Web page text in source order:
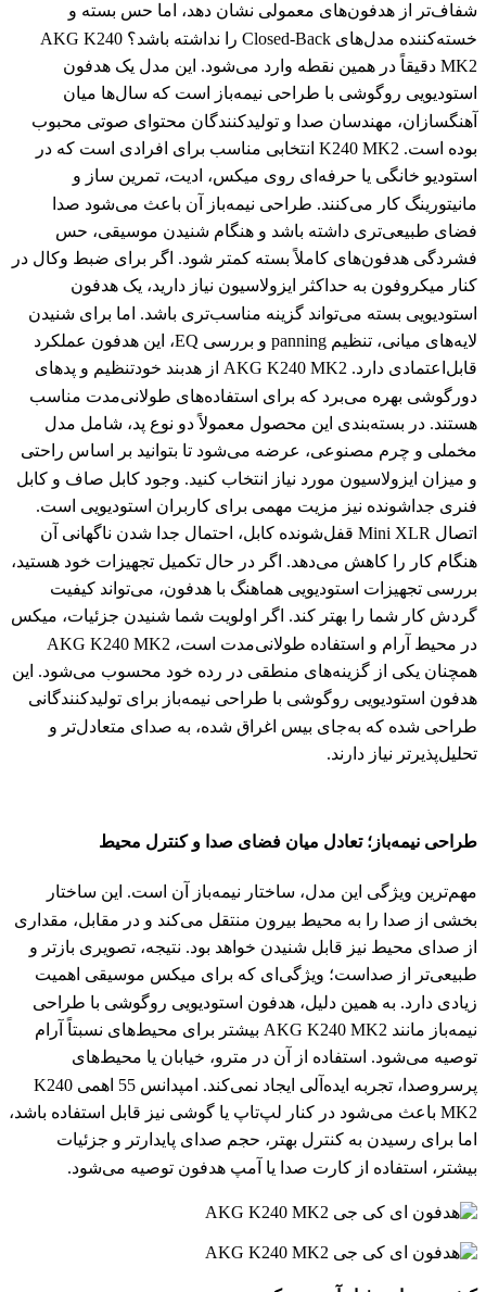
شفاف‌تر از هدفون‌های معمولی نشان دهد، اما حس بسته و
خسته‌کننده مدل‌های Closed-Back را نداشته باشد؟ AKG K240
MK2 دقیقاً در همین نقطه وارد می‌شود. این مدل یک هدفون
استودیویی روگوشی با طراحی نیمه‌باز است که سال‌ها میان
آهنگسازان، مهندسان صدا و تولیدکنندگان محتوای صوتی محبوب
بوده است. K240 MK2 انتخابی مناسب برای افرادی است که در
استودیو خانگی یا حرفه‌ای روی میکس، ادیت، تمرین ساز و
مانیتورینگ کار می‌کنند. طراحی نیمه‌باز آن باعث می‌شود صدا
فضای طبیعی‌تری داشته باشد و هنگام شنیدن موسیقی، حس
فشردگی هدفون‌های کاملاً بسته کمتر شود. اگر برای ضبط وکال در
کنار میکروفون به حداکثر ایزولاسیون نیاز دارید، یک هدفون
استودیویی بسته می‌تواند گزینه مناسب‌تری باشد. اما برای شنیدن
لایه‌های میانی، تنظیم panning و بررسی EQ، این هدفون عملکرد
قابل‌اعتمادی دارد. AKG K240 MK2 از هدبند خودتنظیم و پدهای
دورگوشی بهره می‌برد که برای استفاده‌های طولانی‌مدت مناسب
هستند. در بسته‌بندی این محصول معمولاً دو نوع پد، شامل مدل
مخملی و چرم مصنوعی، عرضه می‌شود تا بتوانید بر اساس راحتی
و میزان ایزولاسیون مورد نیاز انتخاب کنید. وجود کابل صاف و کابل
فنری جداشونده نیز مزیت مهمی برای کاربران استودیویی است.
اتصال Mini XLR قفل‌شونده کابل، احتمال جدا شدن ناگهانی آن
هنگام کار را کاهش می‌دهد. اگر در حال تکمیل تجهیزات خود هستید،
بررسی تجهیزات استودیویی هماهنگ با هدفون، می‌تواند کیفیت
گردش کار شما را بهتر کند. اگر اولویت شما شنیدن جزئیات، میکس
در محیط آرام و استفاده طولانی‌مدت است، AKG K240 MK2
همچنان یکی از گزینه‌های منطقی در رده خود محسوب می‌شود. این
هدفون استودیویی روگوشی با طراحی نیمه‌باز برای تولیدکنندگانی
طراحی شده که به‌جای بیس اغراق شده، به صدای متعادل‌تر و
تحلیل‌پذیرتر نیاز دارند.
طراحی نیمه‌باز؛ تعادل میان فضای صدا و کنترل محیط
مهم‌ترین ویژگی این مدل، ساختار نیمه‌باز آن است. این ساختار
بخشی از صدا را به محیط بیرون منتقل می‌کند و در مقابل، مقداری
از صدای محیط نیز قابل شنیدن خواهد بود. نتیجه، تصویری بازتر و
طبیعی‌تر از صداست؛ ویژگی‌ای که برای میکس موسیقی اهمیت
زیادی دارد. به همین دلیل، هدفون استودیویی روگوشی با طراحی
نیمه‌باز مانند AKG K240 MK2 بیشتر برای محیط‌های نسبتاً آرام
توصیه می‌شود. استفاده از آن در مترو، خیابان یا محیط‌های
پرسر‌وصدا، تجربه ایده‌آلی ایجاد نمی‌کند. امپدانس 55 اهمی K240
MK2 باعث می‌شود در کنار لپ‌تاپ یا گوشی نیز قابل استفاده باشد،
اما برای رسیدن به کنترل بهتر، حجم صدای پایدارتر و جزئیات
بیشتر، استفاده از کارت صدا یا آمپ هدفون توصیه می‌شود.